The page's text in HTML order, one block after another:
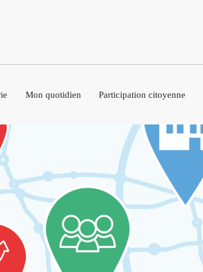
Mon quotidien Participation citoyenne